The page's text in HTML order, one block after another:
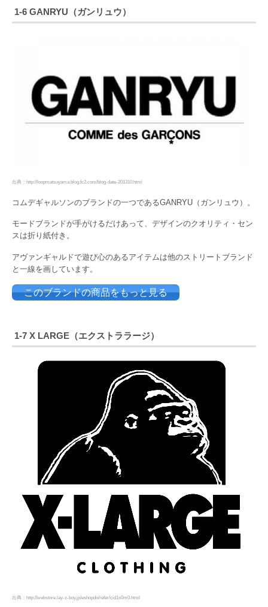
1-6 GANRYU（ガンリュウ）
出典：http://loopmatsuyama.blog.fc2.com/blog-date-201310.html
コムデギャルソンのブランドの一つであるGANRYU（ガンリュウ）。
モードブランドが手がけるだけあって、デザインのクオリティ・セン
スは折り紙付き。
アヴァンギャルドで遊び心のあるアイテムは他のストリートブランド
と一線を画しています。
このブランドの商品をもっと見る
1-7 X LARGE（エクストララージ）
出典：http://webstore.lay-z-boy.jp/eshopdo/refer/cid1s0m0.html